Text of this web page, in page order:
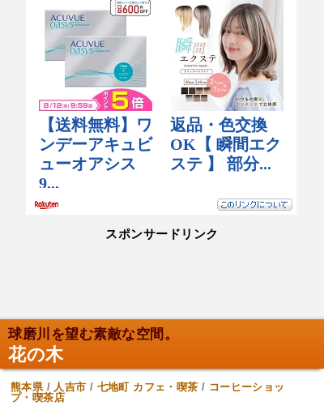
スポンサードリンク
球磨川を望む素敵な空間。
花の木
熊本県/ 人吉市 / 七地町 カフェ・喫茶 / コーヒーショッ
プ・喫茶店